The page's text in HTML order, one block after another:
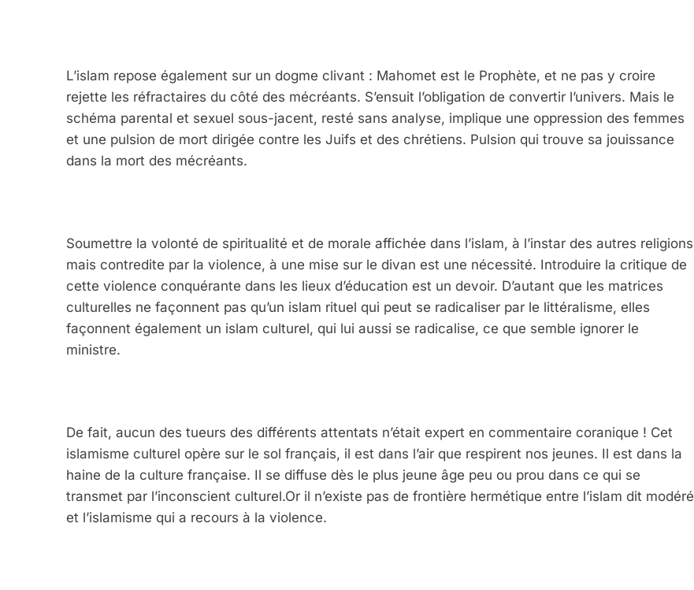
L’islam repose également sur un dogme clivant : Mahomet est le Prophète, et ne pas y croire
rejette les réfractaires du côté des mécréants. S’ensuit l’obligation de convertir l’univers. Mais le
schéma parental et sexuel sous-jacent, resté sans analyse, implique une oppression des femmes
et une pulsion de mort dirigée contre les Juifs et des chrétiens. Pulsion qui trouve sa jouissance
dans la mort des mécréants.
Soumettre la volonté de spiritualité et de morale affichée dans l’islam, à l’instar des autres religions
mais contredite par la violence, à une mise sur le divan est une nécessité. Introduire la critique de
cette violence conquérante dans les lieux d’éducation est un devoir. D’autant que les matrices
culturelles ne façonnent pas qu’un islam rituel qui peut se radicaliser par le littéralisme, elles
façonnent également un islam culturel, qui lui aussi se radicalise, ce que semble ignorer le
ministre.
De fait, aucun des tueurs des différents attentats n’était expert en commentaire coranique ! Cet
islamisme culturel opère sur le sol français, il est dans l’air que respirent nos jeunes. Il est dans la
haine de la culture française. Il se diffuse dès le plus jeune âge peu ou prou dans ce qui se
transmet par l’inconscient culturel.Or il n’existe pas de frontière hermétique entre l’islam dit modéré
et l’islamisme qui a recours à la violence.